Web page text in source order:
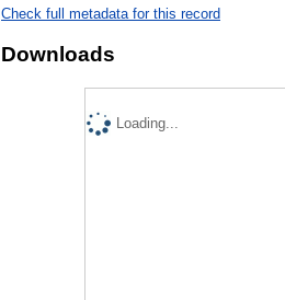
Check full metadata for this record
Downloads
Loading...